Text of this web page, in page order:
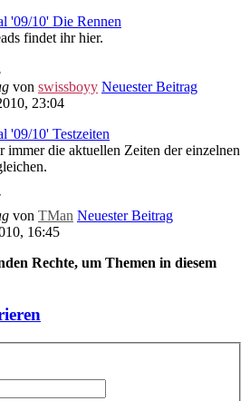
'09/10' Die Rennen
findet ihr hier.
von swissboyy Neuester Beitrag
23:04
'09/10' Testzeiten
immer die aktuellen Zeiten der einzelnen
von TMan Neuester Beitrag
16:45
Rechte, um Themen in diesem